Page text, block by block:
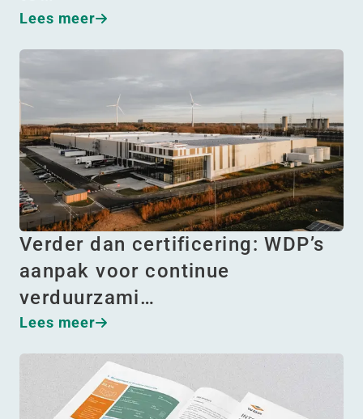
Lees meer
Verder dan certificering: WDP’s
aanpak voor continue
verduurzami…
Lees meer